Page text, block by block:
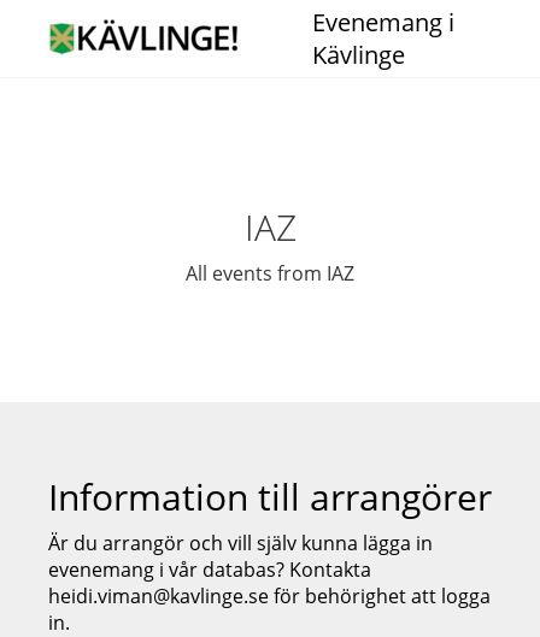
Evenemang i
Kävlinge
IAZ
All events from IAZ
Information till arrangörer
Är du arrangör och vill själv kunna lägga in
evenemang i vår databas? Kontakta
heidi.viman@kavlinge.se för behörighet att logga
in.